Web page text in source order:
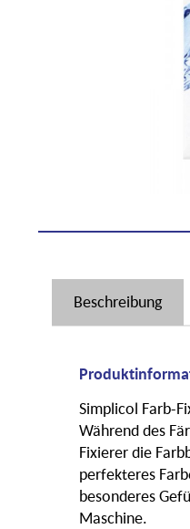
Beschreibung
Simplicol Farb-
Während des
Fixierer die
perfekteres
besonderes
Maschine.